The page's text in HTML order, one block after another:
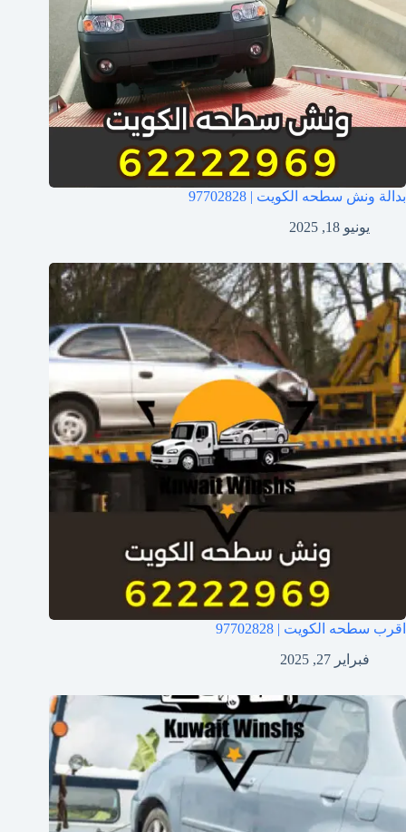
بدالة ونش سطحه الكويت | 97702828
يونيو 18, 2025
اقرب سطحه الكويت | 97702828
فبراير 27, 2025